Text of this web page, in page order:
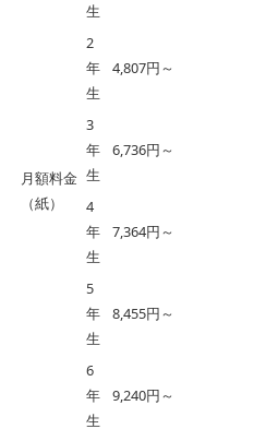
月額料金
（紙）
生
2
年
生
4,807円～
3
年
生
6,736円～
4
年
生
7,364円～
5
年
生
8,455円～
6
年
生
9,240円～